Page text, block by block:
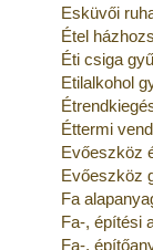
Esküvői
Étel
Éti csiga
Etilalkohol
Éttermi
Evőeszköz
Evőeszköz
Fa
Fa-, építési
Fa-,